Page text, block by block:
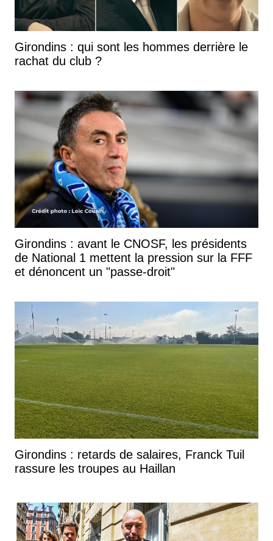
Girondins : qui sont les hommes derrière le
rachat du club ?
Girondins : avant le CNOSF, les présidents
de National 1 mettent la pression sur la FFF
et dénoncent un "passe-droit"
Girondins : retards de salaires, Franck Tuil
rassure les troupes au Haillan